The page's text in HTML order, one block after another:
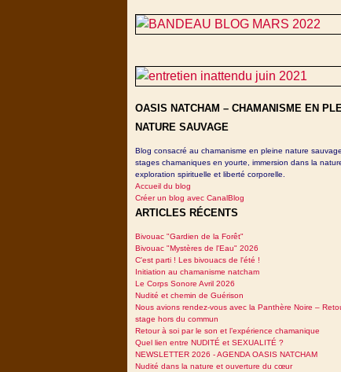
OASIS NATCHAM – CHAMANISME EN
NATURE SAUVAGE
Blog consacré au chamanisme en pleine nature
stages chamaniques en yourte, immersion dans la
exploration spirituelle et liberté corporelle.
Accueil du blog
Créer un blog avec CanalBlog
ARTICLES RÉCENTS
Bivouac "Gardien de la Forêt"
Bivouac "Mystères de l'Eau" 2026
C'est parti ! Les bivouacs de l'été !
Initiation au chamanisme natcham
Le Corps Sonore Avril 2026
Nudité et chemin de Guérison
Nous avions rendez-vous avec la Panthère Noire –
stage hors du commun
Retour à soi par le son et l’expérience chamanique
Quel lien entre NUDITÉ et SEXUALITÉ ?
NEWSLETTER 2026 - AGENDA OASIS NATCHAM
Nudité dans la nature et ouverture du cœur